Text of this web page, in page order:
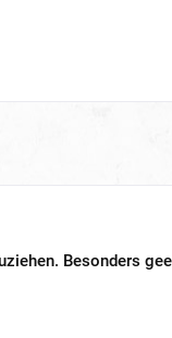
Besonders